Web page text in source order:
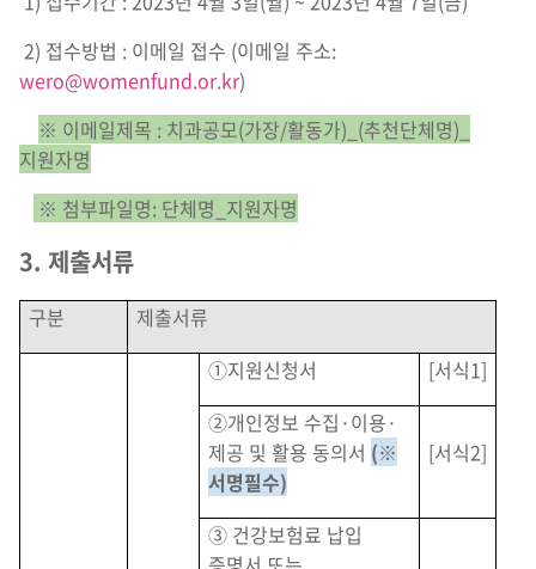
2) 접수방법 : 이메일 접수 (이메일 주소:
wero@womenfund.or.kr)
※ 이메일제목 : 치과공모(가장/활동가)_(추천단체명)_
지원자명
※ 첨부파일명: 단체명_지원자명
3. 제출서류
구분 제출서류
①지원신청서
[서식1]
②개인정보 수집·이용·
제공 및 활용 동의서 (※
서명필수)
[서식2]
③ 건강보험료 납입